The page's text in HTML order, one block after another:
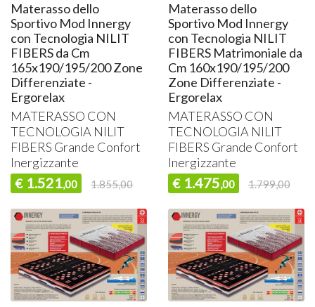
Materasso dello
Sportivo Mod Innergy
con Tecnologia NILIT
FIBERS da Cm
165x190/195/200 Zone
Differenziate -
Ergorelax
MATERASSO CON
TECNOLOGIA NILIT
FIBERS Grande Confort
Inergizzante
€ 1.521,00 1.855,00
Materasso dello
Sportivo Mod Innergy
con Tecnologia NILIT
FIBERS Matrimoniale da
Cm 160x190/195/200
Zone Differenziate -
Ergorelax
MATERASSO CON
TECNOLOGIA NILIT
FIBERS Grande Confort
Inergizzante
€ 1.475,00 1.799,00